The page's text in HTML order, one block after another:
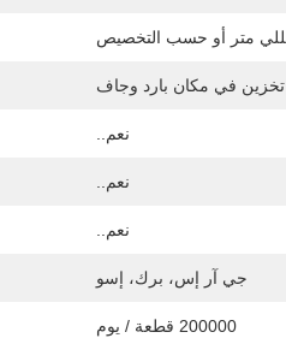
تخزين في مكان بارد وجاف
نعم..
نعم..
نعم..
جي آر إس، برك، إسو
200000 قطعة / يوم